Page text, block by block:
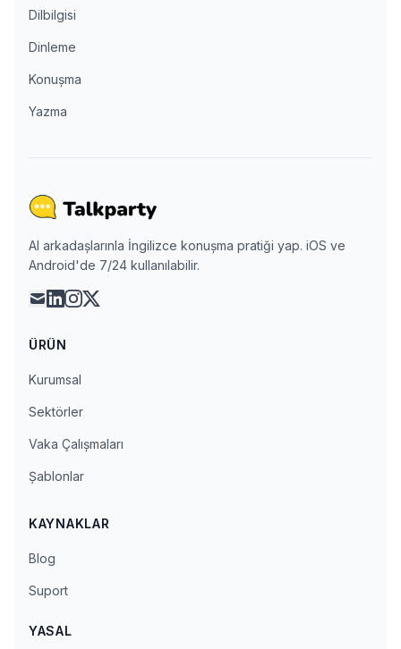
Dilbilgisi
Dinleme
Konuşma
Yazma
AI arkadaşlarınla İngilizce konuşma pratiği yap. iOS ve
Android'de 7/24 kullanılabilir.
maillinkedin
instagram
x
ÜRÜN
Kurumsal
Sektörler
Vaka Çalışmaları
Şablonlar
KAYNAKLAR
Blog
Suport
YASAL